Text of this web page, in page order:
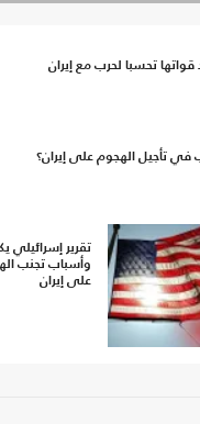
تحسبا لحرب مع إيران
في تأجيل الهجوم على إيران؟
تقرير إسرائيلي
وأسباب تجنب
على إيران